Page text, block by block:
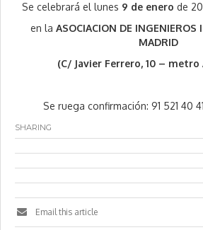
Se celebrará el lunes 9 de enero de
en la ASOCIACION DE INGENIEROS
MADRID
(C/ Javier Ferrero, 10 – metro
Se ruega confirmación: 91 521 40
SHARING
Email this article